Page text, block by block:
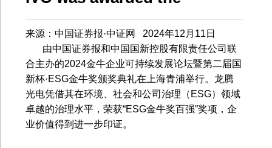
来源：中国证券报·中证网 2024年12 月 11 日
由中国证券报和中国国新控股有限责任公司联
合主办的2024金牛企业可持续发展论坛暨第二届国
新杯·ESG金牛奖颁奖典礼在上海青浦举行。龙腾
光电凭借其在环境、社会和公司治理（ ESG）领域
卓越的治理水平，荣获“ESG金牛奖百强”奖项，企
业价值得到进一步印证。